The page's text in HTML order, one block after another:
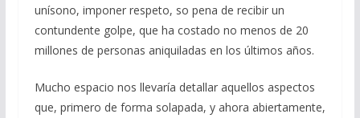
unísono, imponer respeto, so pena de recibir un
contundente golpe, que ha costado no menos de 20
millones de personas aniquiladas en los últimos años.
Mucho espacio nos llevaría detallar aquellos aspectos
que, primero de forma solapada, y ahora abiertamente,